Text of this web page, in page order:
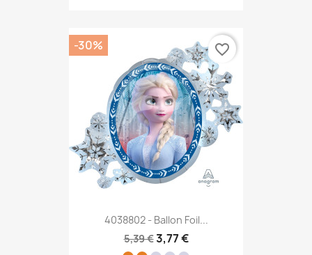
4038802 - Ballon Foil...
5,39 €3,77 €
-30% favorite_border